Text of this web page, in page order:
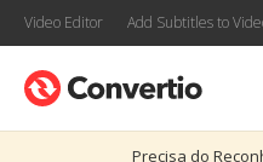
Video Editor Add Subtitles to
Precisa do